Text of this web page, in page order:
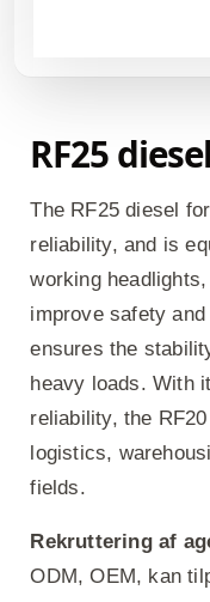
RF25
The RF25 diesel
reliability, and is
working
improve safety
ensures the
heavy loads. With
reliability, the
logistics,
fields.
Rekruttering af
ODM, OEM, kan